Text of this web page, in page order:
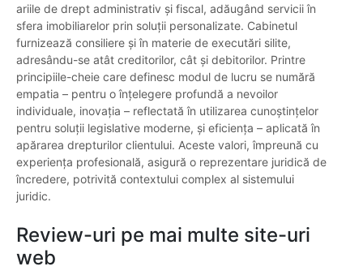
ariile de drept administrativ și fiscal, adăugând servicii în
sfera imobiliarelor prin soluții personalizate. Cabinetul
furnizează consiliere și în materie de executări silite,
adresându-se atât creditorilor, cât și debitorilor. Printre
principiile-cheie care definesc modul de lucru se numără
empatia – pentru o înțelegere profundă a nevoilor
individuale, inovația – reflectată în utilizarea cunoștințelor
pentru soluții legislative moderne, și eficiența – aplicată în
apărarea drepturilor clientului. Aceste valori, împreună cu
experiența profesională, asigură o reprezentare juridică de
încredere, potrivită contextului complex al sistemului
juridic.
Review-uri pe mai multe site-uri
web